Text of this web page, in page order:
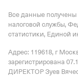
Все данные
налоговой службы,
статистики, Единой
Адрес: 119618, г
зарегистрирована
ДИРЕКТОР Зуев